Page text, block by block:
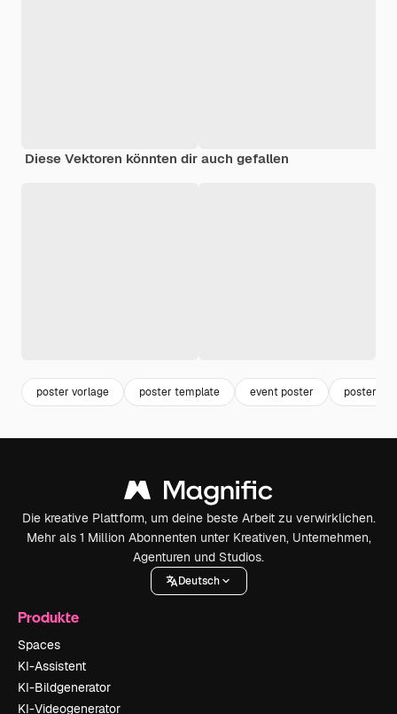
Diese Vektoren könnten dir auch gefallen
poster vorlage poster template event poster poster
Die kreative Plattform, um deine beste Arbeit zu verwirklichen.
Mehr als 1 Million Abonnenten unter Kreativen, Unternehmen,
Agenturen und Studios.
Deutsch
Produkte
Spaces
KI-Assistent
KI-Bildgenerator
KI-Videogenerator